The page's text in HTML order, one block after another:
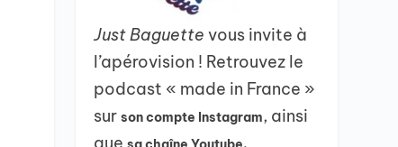
Just Baguettevous invite à
l’apérovision ! Retrouvez le
podcast « made in France »
surson compte Instagram, ainsi